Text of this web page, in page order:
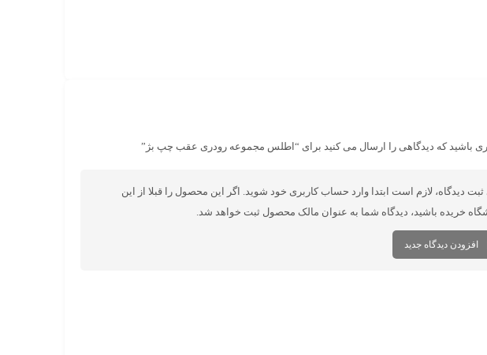
باشید که دیدگاهی را ارسال می کنید برای “اطلس مجموعه رودری عقب چپ بژ”
ثبت دیدگاه، لازم است ابتدا وارد حساب کاربری خود شوید. اگر این محصول را قبلا از این
خریده باشید، دیدگاه شما به عنوان مالک محصول ثبت خواهد شد.
افزودن دیدگاه جدید